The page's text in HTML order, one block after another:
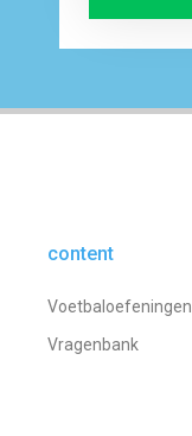
content
Voetbaloefeningen
Vragenbank